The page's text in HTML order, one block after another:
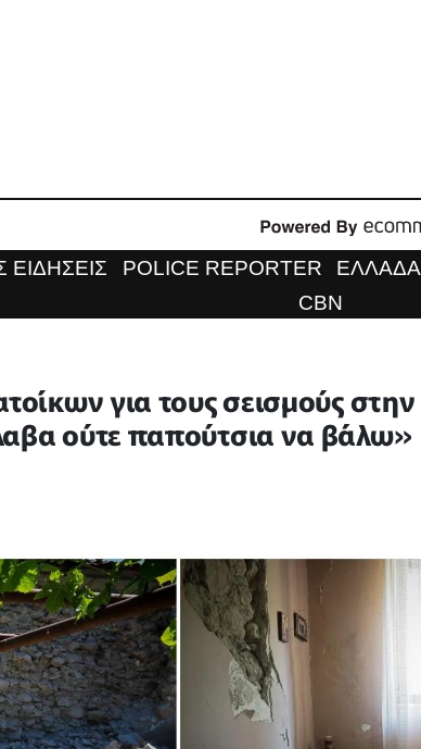
ΕΙΔΗΣΕΙΣ POLICE REPORTER ΕΛΛΑΔΑ
CBN
για τους σεισμούς στην
ούτε παπούτσια να βάλω»